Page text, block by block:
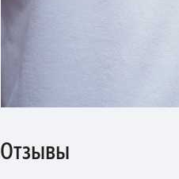
Отзывы